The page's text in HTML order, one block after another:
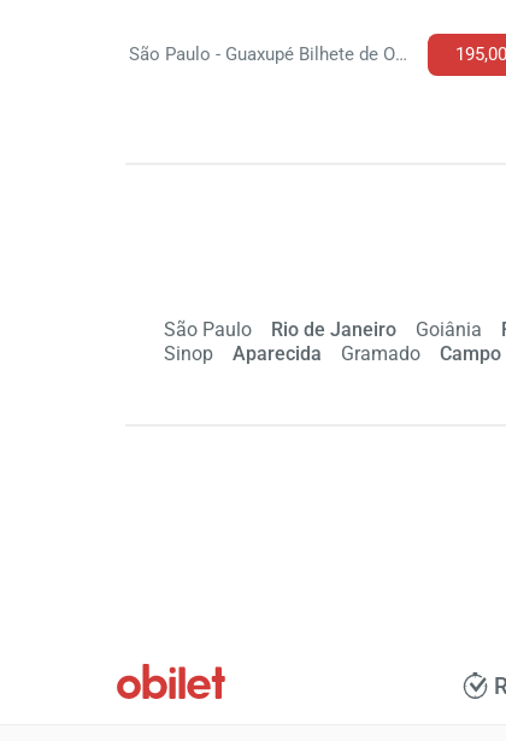
São Paulo - Guaxupé Bilhete de Onibus
São Paulo Rio de Janeiro Goiânia
Sinop
Aparecida Gramado Campo